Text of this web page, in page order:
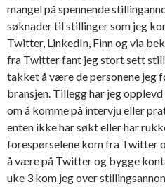
mangel på spennende
søknader til stillinger som jeg
Twitter, LinkedIn, Finn og via
fra Twitter fant jeg stort sett
takket å være de personene jeg
bransjen. Tillegg har jeg
om å komme på intervju eller
enten ikke har søkt eller har
forespørselene kom fra Twitter
å være på Twitter og bygge
uke 3 kom jeg over